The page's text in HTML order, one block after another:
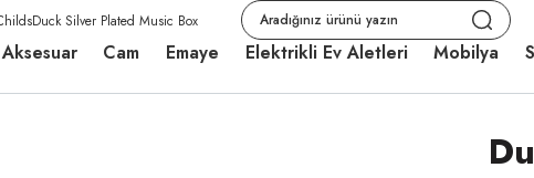
Aksesuar Cam Emaye Elektrikli Ev Aletleri Mobilya